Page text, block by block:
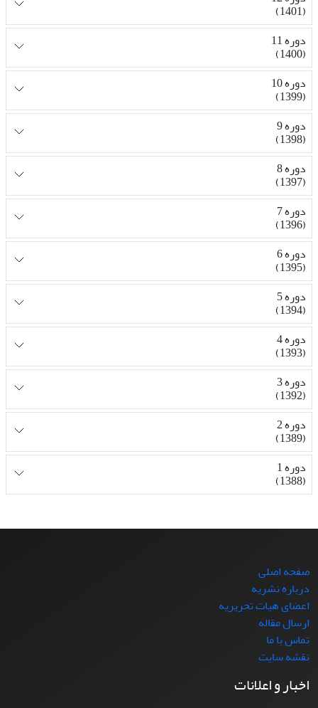
(1401)
دوره 11
(1400)
دوره 10
(1399)
دوره 9
(1398)
دوره 8
(1397)
دوره 7
(1396)
دوره 6
(1395)
دوره 5
(1394)
دوره 4
(1393)
دوره 3
(1392)
دوره 2
(1389)
دوره 1
(1388)
صفحه اصلی
درباره نشریه
اعضای هیات تحریریه
ارسال مقاله
تماس با ما
نقشه سایت
اخبار و اعلانات